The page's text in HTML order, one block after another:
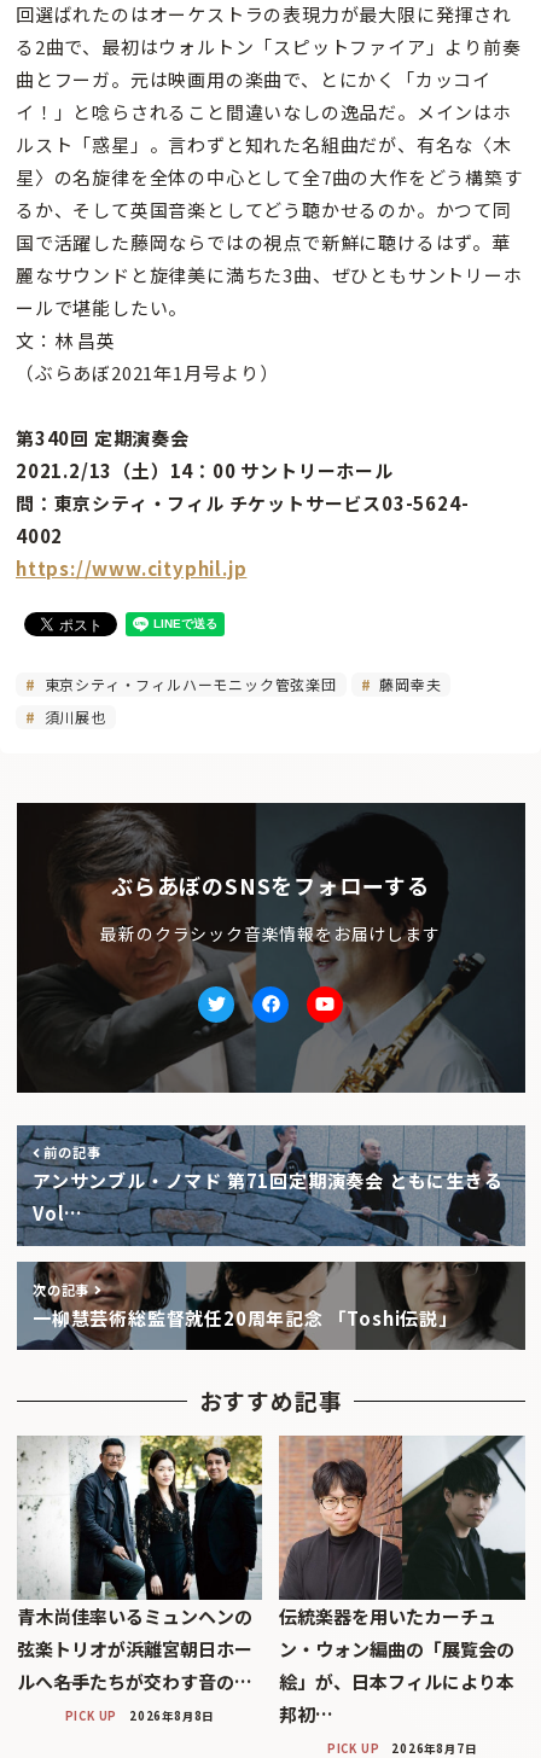
回選ばれたのはオーケストラの表現力が最大限に発揮され
る2曲で、最初はウォルトン「スピットファイア」より前奏
曲とフーガ。元は映画用の楽曲で、とにかく「カッコイ
イ！」と唸らされること間違いなしの逸品だ。メインはホ
ルスト「惑星」。言わずと知れた名組曲だが、有名な〈木
星〉の名旋律を全体の中心として全7曲の大作をどう構築す
るか、そして英国音楽としてどう聴かせるのか。かつて同
国で活躍した藤岡ならではの視点で新鮮に聴けるはず。華
麗なサウンドと旋律美に満ちた3曲、ぜひともサントリーホ
ールで堪能したい。
文：林 昌英
（ぶらあぼ2021年1月号より）
第340回 定期演奏会
2021.2/13（土）14：00 サントリーホール
問：東京シティ・フィル チケットサービス03-5624-
4002
https://www.cityphil.jp
東京シティ・フィルハーモニック管弦楽団
藤岡幸夫
須川展也
ぶらあぼのSNSをフォローする
最新のクラシック音楽情報をお届けします
TwitterfacebookYoutube
前の記事
アンサンブル・ノマド 第71回定期演奏会 ともに生きる
Vol…
次の記事
一柳慧芸術総監督就任20周年記念 「Toshi伝説」
おすすめ記事
青木尚佳率いるミュンヘンの
弦楽トリオが浜離宮朝日ホー
ルへ――名手たちが交わす音の…
PICK UP 2026年8月8日
伝統楽器を用いたカーチュ
ン・ウォン編曲の「展覧会の
絵」が、日本フィルにより本
邦初…
PICK UP 2026年8月7日